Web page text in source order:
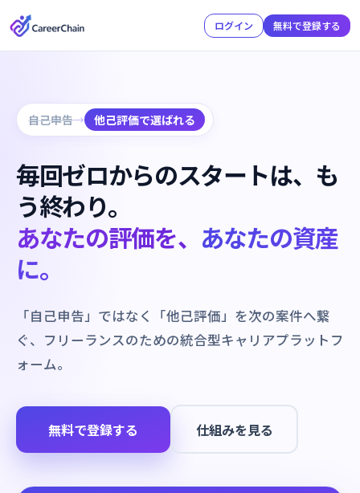
ログイン 無料で登録する
自己申告→ 他己評価で選ばれる
毎回ゼロからのスタートは、も
う終わり。
あなたの評価を、あなたの資産
に。
「自己申告」ではなく「他己評価」を次の案件へ繋
ぐ、フリーランスのための統合型キャリアプラットフ
ォーム。
無料で登録する 仕組みを見る